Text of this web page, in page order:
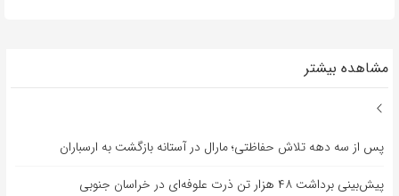
مشاهده بیشتر
پس از سه دهه تلاش حفاظتی؛ مارال در آستانه بازگشت به ارسباران
پیش‌بینی برداشت ۴۸ هزار تن ذرت علوفه‌ای در خراسان جنوبی